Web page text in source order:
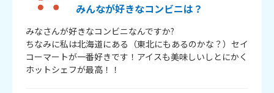
みんなが好きなコンビニは？
みなさんが好きなコンビニなんですか?
ちなみに私は北海道にある（東北にもあるのかな？）セイ
コーマートが一番好きです！アイスも美味しいしとにかく
ホットシェフが最高！！